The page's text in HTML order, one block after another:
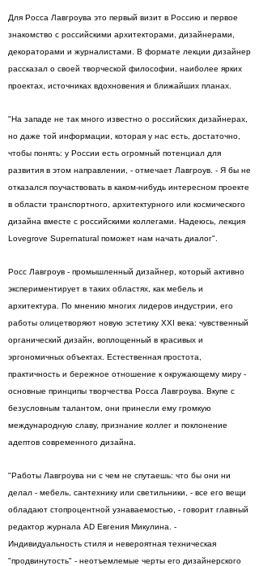
Для Росса Лавгроува это первый визит в Россию и первое
знакомство с российскими архитекторами, дизайнерами,
декораторами и журналистами. В формате лекции дизайнер
рассказал о своей творческой философии, наиболее ярких
проектах, источниках вдохновения и ближайших планах.
"На западе не так много известно о российских дизайнерах,
но даже той информации, которая у нас есть, достаточно,
чтобы понять: у России есть огромный потенциал для
развития в этом направлении, - отмечает Лавгроув. - Я бы не
отказался поучаствовать в каком-нибудь интересном проекте
в области транспортного, архитектурного или космического
дизайна вместе с российскими коллегами. Надеюсь, лекция
Lovegrove Supernatural поможет нам начать диалог".
Росс Лавгроув - промышленный дизайнер, который активно
экспериментирует в таких областях, как мебель и
архитектура. По мнению многих лидеров индустрии, его
работы олицетворяют новую эстетику XXI века: чувственный
органический дизайн, воплощенный в красивых и
эргономичных объектах. Естественная простота,
практичность и бережное отношение к окружающему миру -
основные принципы творчества Росса Лавгроува. Вкупе с
безусловным талантом, они принесли ему громкую
международную славу, признание коллег и поклонение
адептов современного дизайна.
"Работы Лавгроува ни с чем не спутаешь: что бы они ни
делал - мебель, сантехнику или светильники, - все его вещи
обладают стопроцентной узнаваемостью, - говорит главный
редактор журнала AD Евгения Микулина. -
Индивидуальность стиля и невероятная техническая
"продвинутость" - неотъемлемые черты его дизайнерского